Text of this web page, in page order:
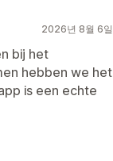
2026년 8월 6일
bij het
hebben we het
is een echte